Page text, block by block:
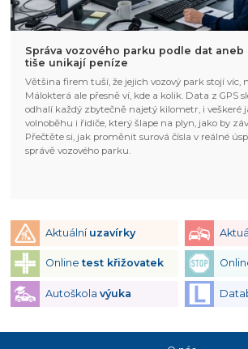
Správa vozového parku podle dat
tiše unikají peníze
Většina firem tuší, že jejich vozový park stojí víc,
Málokterá ale přesně ví, kde a kolik. Data z GPS
odhalí každý zbytečně najetý kilometr, i veškeré
volnoběhu i řidiče, který šlape na plyn, jako by
Přečtěte si, jak proměnit surová čísla v reálné
správě vozového parku.
Aktuální uzavírky
Onlinetest křižovatek
Autoškola výuka